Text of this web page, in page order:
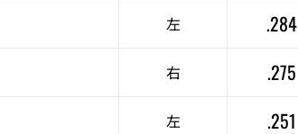
左 .284
右 .275
左 .251